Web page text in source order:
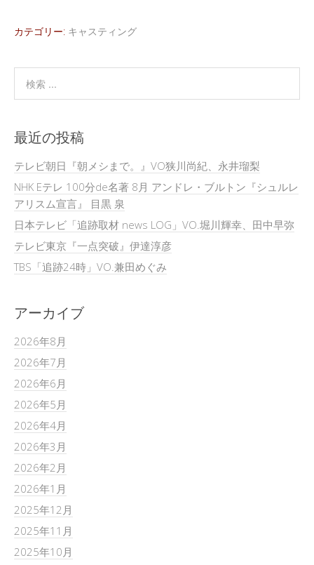
カテゴリー: キャスティング
最近の投稿
テレビ朝日『朝メシまで。』VO狭川尚紀、永井瑠梨
NHK Eテレ 100分de名著 8月 アンドレ・ブルトン『シュルレ
アリスム宣言』 目黒 泉
日本テレビ「追跡取材 news LOG」VO.堀川輝幸、田中早弥
テレビ東京『一点突破』伊達淳彦
TBS「追跡24時」VO.兼田めぐみ
アーカイブ
2026年8月
2026年7月
2026年6月
2026年5月
2026年4月
2026年3月
2026年2月
2026年1月
2025年12月
2025年11月
2025年10月